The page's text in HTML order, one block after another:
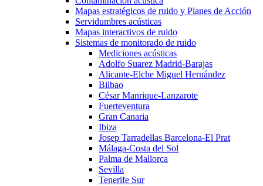
Mapas estratégicos de ruido y Planes de Acción
Servidumbres acústicas
Mapas interactivos de ruido
Sistemas de monitorado de ruido
Mediciones acústicas
Adolfo Suarez Madrid-Barajas
Alicante-Elche Miguel Hernández
Bilbao
César Manrique-Lanzarote
Fuerteventura
Gran Canaria
Ibiza
Josep Tarradellas Barcelona-El Prat
Málaga-Costa del Sol
Palma de Mallorca
Sevilla
Tenerife Sur